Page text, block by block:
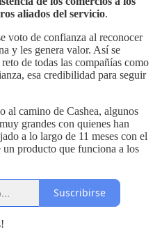
aliados del servicio.
voto de confianza al reconocer
y les genera valor. Así se
de todas las compañías como
esa credibilidad para seguir
al camino de Cashea, algunos
grandes con quienes han
a lo largo de 11 meses con el
un producto que funciona a los
Suscribirse